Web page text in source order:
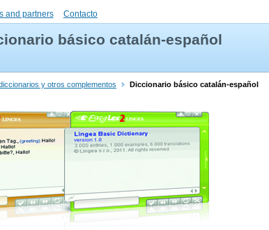
and partners Contacto
básico catalán-español
y otros complementos Diccionario básico catalán-español